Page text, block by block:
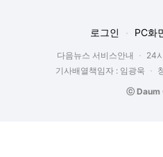
로그인 PC화
다음뉴스 서비스안내 24
기사배열책임자 : 임광욱
ⓒ Daum